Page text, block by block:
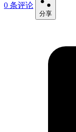
0 条评论
分享